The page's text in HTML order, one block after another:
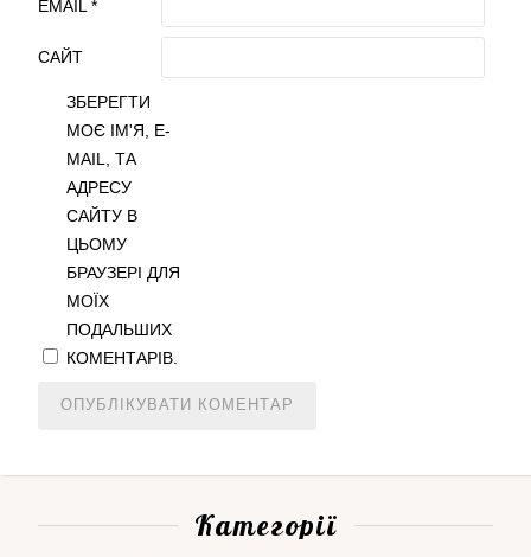
EMAIL *
САЙТ
ЗБЕРЕГТИ
МОЄ ІМ'Я, E-
MAIL, ТА
АДРЕСУ
САЙТУ В
ЦЬОМУ
БРАУЗЕРІ ДЛЯ
МОЇХ
ПОДАЛЬШИХ
КОМЕНТАРІВ.
Категорії